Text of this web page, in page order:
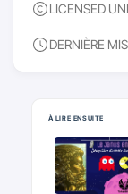
LICENSED
DERNIÈRE
Pour
À LIRE ENSUITE